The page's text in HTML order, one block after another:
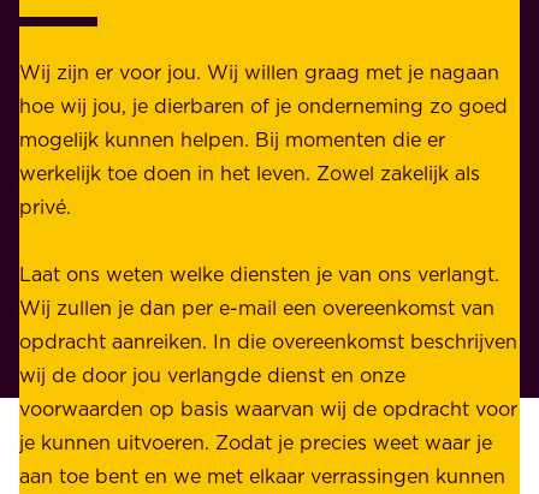
k
e
l
i
j
k
n
p
r
i
v
é
.
h
e
i
d
d
e
w
i
j
d
r
a
Wij zijn er voor jou. Wij willen graag met je nagaan
hoe wij jou, je dierbaren of je onderneming zo goed
mogelijk kunnen helpen. Bij momenten die er
werkelijk toe doen in het leven. Zowel zakelijk als
privé.
Laat ons weten welke diensten je van ons verlangt.
Wij zullen je dan per e-mail een overeenkomst van
opdracht aanreiken. In die overeenkomst beschrijven
wij de door jou verlangde dienst en onze
voorwaarden op basis waarvan wij de opdracht voor
je kunnen uitvoeren. Zodat je precies weet waar je
aan toe bent en we met elkaar verrassingen kunnen